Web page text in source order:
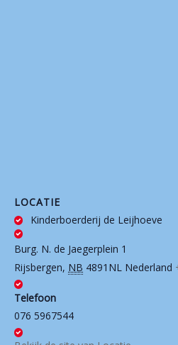
LOCATIE
Kinderboerderij de Leijhoeve
Burg. N. de Jaegerplein 1
Rijsbergen, NB 4891NL Nederland
Telefoon
076 5967544